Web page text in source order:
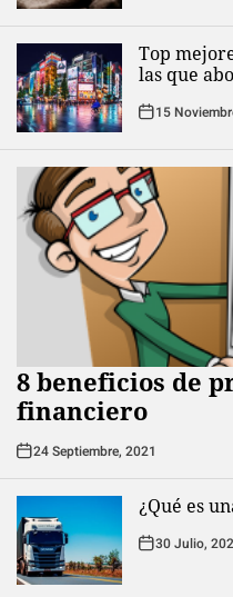
Top
las que
15
8 beneficios de
financiero
24 Septiembre, 2021
¿Qué es
30 Julio,